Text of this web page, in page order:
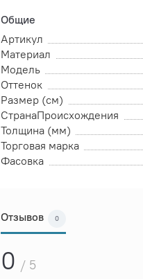
Общие
Артикул
Материал
Модель
Оттенок
Размер (см)
СтранаПроисхождения
Толщина (мм)
Торговая марка
Фасовка
Отзывов 0
0 / 5